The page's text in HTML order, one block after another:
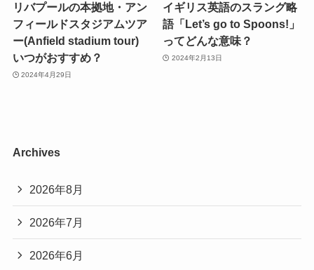
リバプールの本拠地・アン
フィールドスタジアムツア
ー(Anfield stadium tour)
いつがおすすめ？
2024年4月29日
イギリス英語のスラング略
語「Let’s go to Spoons!」
ってどんな意味？
2024年2月13日
Archives
2026年8月
2026年7月
2026年6月